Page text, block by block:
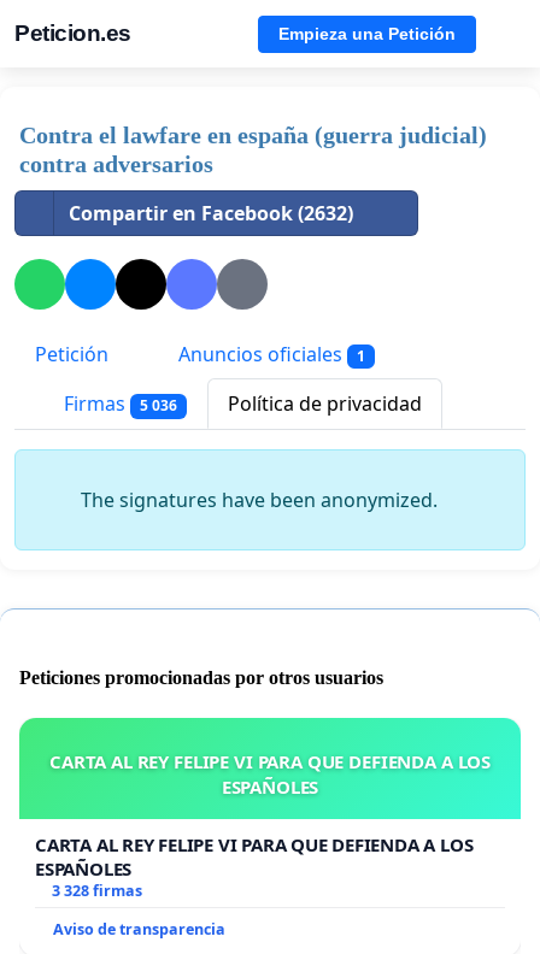
Peticion.es Empieza una Petición
Contra el lawfare en españa (guerra judicial)
contra adversarios
Compartir en Facebook (2632)
Petición Anuncios oficiales 1
Firmas 5 036 Política de privacidad
The signatures have been anonymized.
Peticiones promocionadas por otros usuarios
CARTA AL REY FELIPE VI PARA QUE DEFIENDA A LOS
ESPAÑOLES
CARTA AL REY FELIPE VI PARA QUE DEFIENDA A LOS
ESPAÑOLES
3 328 firmas
Aviso de transparencia